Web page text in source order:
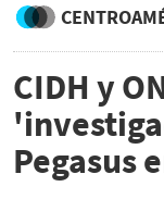
CIDH y
Pegasus